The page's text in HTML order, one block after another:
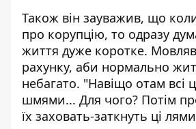
Також він зауважив, що
про корупцію, то одразу
життя дуже коротке.
рахунку, аби нормально
небагато. "Навіщо отам всі
шмями... Для чого? Потім
їх заховать-заткнуть ці